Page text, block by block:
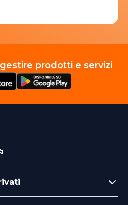
prodotti e servizi